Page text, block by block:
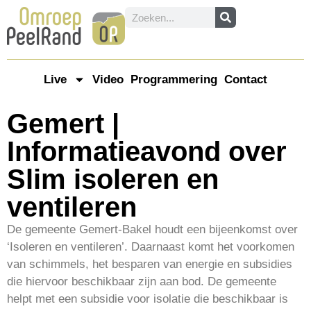
Live Video Programmering Contact
Gemert |
Informatieavond over
Slim isoleren en
ventileren
De gemeente Gemert-Bakel houdt een bijeenkomst over
‘Isoleren en ventileren’. Daarnaast komt het voorkomen
van schimmels, het besparen van energie en subsidies
die hiervoor beschikbaar zijn aan bod. De gemeente
helpt met een subsidie voor isolatie die beschikbaar is